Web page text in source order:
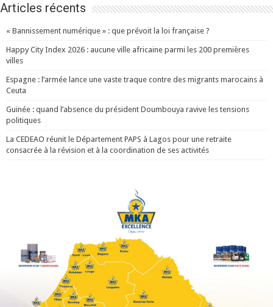
Articles récents
« Bannissement numérique » : que prévoit la loi française ?
Happy City Index 2026 : aucune ville africaine parmi les 200 premières
villes
Espagne : l’armée lance une vaste traque contre des migrants marocains à
Ceuta
Guinée : quand l’absence du président Doumbouya ravive les tensions
politiques
La CEDEAO réunit le Département PAPS à Lagos pour une retraite
consacrée à la révision et à la coordination de ses activités